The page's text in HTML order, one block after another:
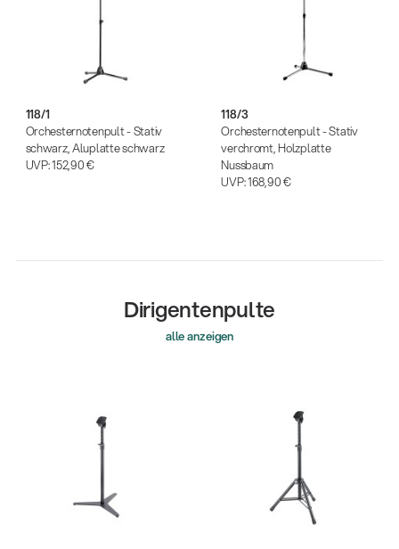
118/1
Orchesternotenpult - Stativ
schwarz, Aluplatte schwarz
UVP:152,90 €
118/3
Orchesternotenpult - Stativ
verchromt, Holzplatte
Nussbaum
UVP:168,90 €
Dirigentenpulte
alle anzeigen